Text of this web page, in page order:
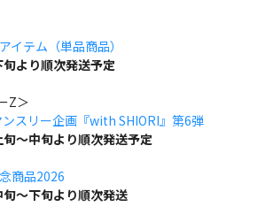
イテム（単品商品）
旬より順次発送予定
Z＞
スリー企画『with SHIORI』第6弾
旬～中旬より順次発送予定
商品2026
旬～下旬より順次発送